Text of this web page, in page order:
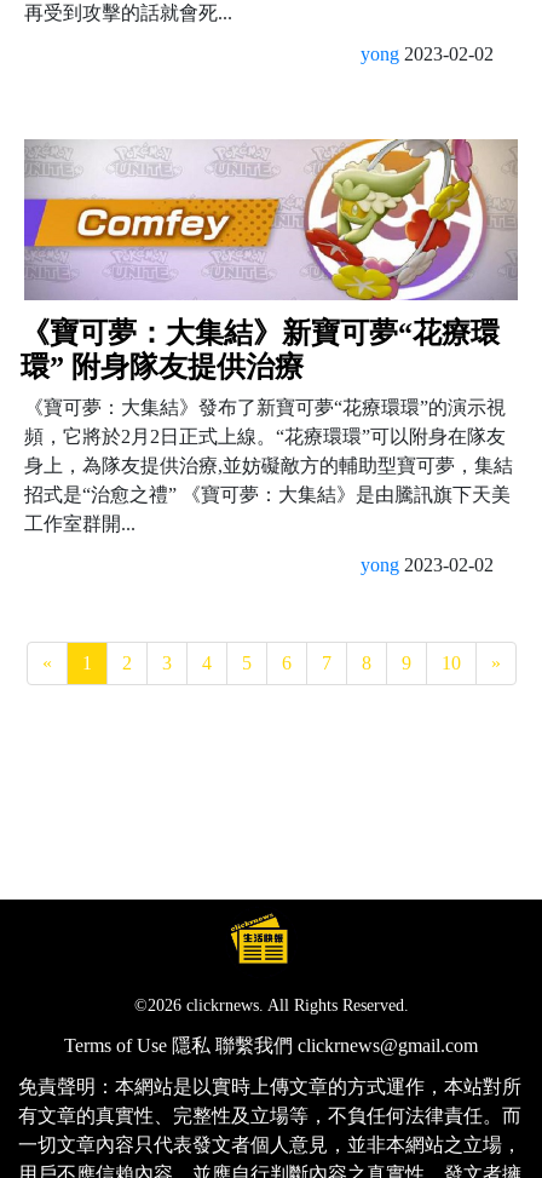
再受到攻擊的話就會死...
yong 2023-02-02
《寶可夢：大集結》新寶可夢“花療環
環” 附身隊友提供治療
《寶可夢：大集結》發布了新寶可夢“花療環環”的演示視
頻，它將於2月2日正式上線。“花療環環”可以附身在隊友
身上，為隊友提供治療,並妨礙敵方的輔助型寶可夢，集結
招式是“治愈之禮” 《寶可夢：大集結》是由騰訊旗下天美
工作室群開...
yong 2023-02-02
« 1 2 3 4 5 6 7 8 9 10 »
©2026 clickrnews. All Rights Reserved.
Terms of Use 隱私 聯繫我們 clickrnews@gmail.com
免責聲明：本網站是以實時上傳文章的方式運作，本站對所
有文章的真實性、完整性及立場等，不負任何法律責任。而
一切文章內容只代表發文者個人意見，並非本網站之立場，
用戶不應信賴內容，並應自行判斷內容之真實性。發文者擁